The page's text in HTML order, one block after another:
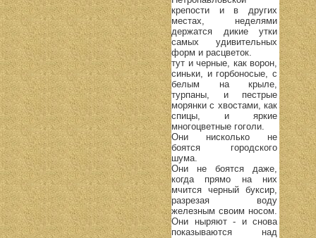
крепости и в других
местах, неделями
держатся дикие утки
самых удивительных
форм и расцветок.
тут и черные, как ворон,
синьки, и горбоносые, с
белым на крыле,
турпаны, и пестрые
морянки с хвостами, как
спицы, и яркие
многоцветные гоголи.
Они нисколько не
боятся городского
шума.
Они не боятся даже,
когда прямо на них
мчится черный буксир,
разрезая воду
железным своим носом.
Они ныряют - и снова
показываются над